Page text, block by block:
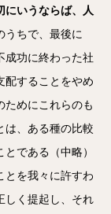
にいうならば、人
うちで、最後に
成功に終わった社
配することをやめ
ためにこれらのも
は、ある種の比較
である（中略）
とを我々に許すわ
しく提起し、それ